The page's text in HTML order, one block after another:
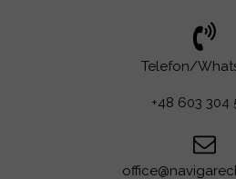
Telefon/
+48 603 304